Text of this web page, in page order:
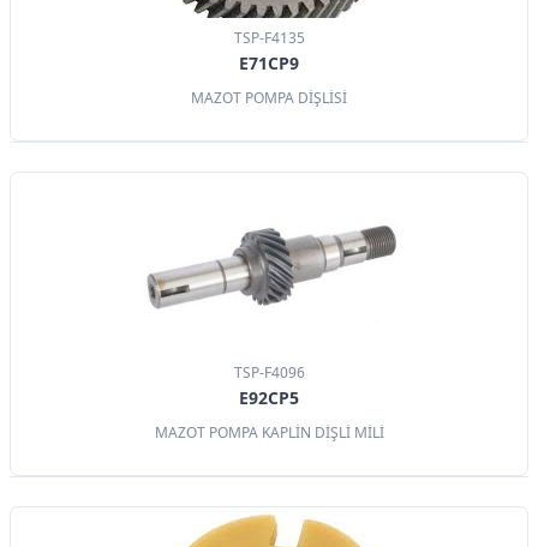
TSP-F4135
E71CP9
MAZOT POMPA DİŞLİSİ
TSP-F4096
E92CP5
MAZOT POMPA KAPLİN DİŞLİ MİLİ